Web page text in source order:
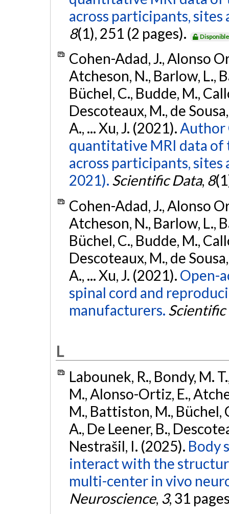
across participants,
8(1), 251 (2 pages). Disponible
Cohen-Adad, J., Alonso
Atcheson, N., Barlow, L.,
Büchel, C., Budde, M.,
Descoteaux, M., de
A., ... Xu, J. (2021).Author
quantitative MRI data
across participants, sites
2021). Scientific Data, 8
Cohen-Adad, J., Alonso
Atcheson, N., Barlow, L.,
Büchel, C., Budde, M.,
Descoteaux, M., de
A., ... Xu, J. (2021). Open-
spinal cord and
manufacturers. Scientific
L
Labounek, R., Bondy, M.
M., Alonso-Ortiz, E.,
M., Battiston, M., Büchel,
A., De Leener, B.,
Nestrašil, I. (2025). Body
interact with the
multi-center in vivo
Neuroscience, 3, 31